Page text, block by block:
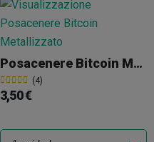
Posacenere Bitcoin Metallizzato
(4)
3,50 €